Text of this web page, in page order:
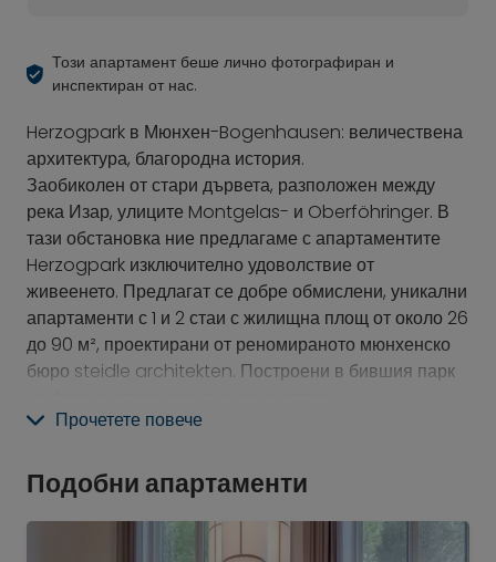
Този апартамент беше лично фотографиран и
инспектиран от нас.
Herzogpark в Мюнхен-Bogenhausen: величествена
архитектура, благородна история.
Заобиколен от стари дървета, разположен между
река Изар, улиците Montgelas- и Oberföhringer. В
тази обстановка ние предлагаме с апартаментите
Herzogpark изключително удоволствие от
живеенето. Предлагат се добре обмислени, уникални
апартаменти с 1 и 2 стаи с жилищна площ от около 26
до 90 м², проектирани от реномираното мюнхенско
бюро steidle architekten. Построени в бившия парк
дървени врати, стени, изработени в техника „стуко“,
фин терацо и елегантно осветление – съвременен и
елегантен дизайн. Дъбов паркет, маслен, положен в
Прочетете повече
Подобни апартаменти